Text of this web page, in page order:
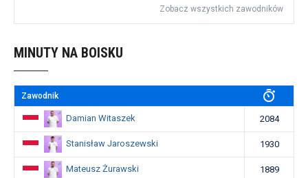
Zobacz wszystkich zawodników
MINUTY NA BOISKU
Zawodnik
Damian Witaszek 2084
Stanisław Jaroszewski 1930
Mateusz Żurawski 1889